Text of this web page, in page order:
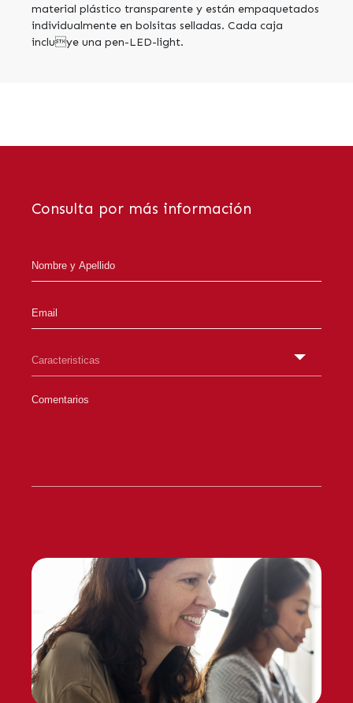
material plástico transparente y están empaquetados
individualmente en bolsitas selladas. Cada caja
incluye una pen-LED-light.
Consulta por más información